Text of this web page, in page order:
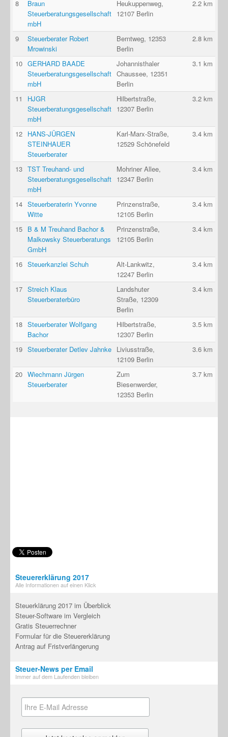
8
Braun
Steuerberatungsgesellschaft
mbH
Heukuppenweg,
12107 Berlin
2.2 km
9
Steuerberater Robert
Mrowinski
Berntweg, 12353
Berlin
2.8 km
10 GERHARD BAADE
Steuerberatungsgesellschaft
mbH
Johannisthaler
Chaussee, 12351
Berlin
3.1 km
11
HJGR
Steuerberatungsgesellschaft
mbH
Hilbertstraße,
12307 Berlin
3.2 km
12 HANS-JÜRGEN
STEINHAUER
Steuerberater
Karl-Marx-Straße,
12529 Schönefeld
3.4 km
13 TST Treuhand- und
Steuerberatungsgesellschaft
mbH
Mohriner Allee,
12347 Berlin
3.4 km
14 Steuerberaterin Yvonne
Witte
Prinzenstraße,
12105 Berlin
3.4 km
15 B & M Treuhand Bachor &
Malkowsky Steuerberatungs
GmbH
Prinzenstraße,
12105 Berlin
3.4 km
16 Steuerkanzlei Schuh
Alt-Lankwitz,
12247 Berlin
3.4 km
17 Streich Klaus
Steuerberaterbüro
Landshuter
Straße, 12309
Berlin
3.4 km
18 Steuerberater Wolfgang
Bachor
Hilbertstraße,
12307 Berlin
3.5 km
19 Steuerberater Detlev Jahnke Liviusstraße,
12109 Berlin
3.6 km
20 Wiechmann Jürgen
Steuerberater
Zum
Biesenwerder,
12353 Berlin
3.7 km
Steuererklärung 2017
Alle Informationen auf einen Klick
Steuerklärung 2017 im Überblick
Steuer-Software im Vergleich
Gratis Steuerrechner
Formular für die Steuererklärung
Antrag auf Fristverlängerung
Steuer-News per Email
Immer auf dem Laufenden bleiben